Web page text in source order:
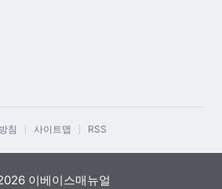
침 사이트맵 RSS
이베이스매뉴얼